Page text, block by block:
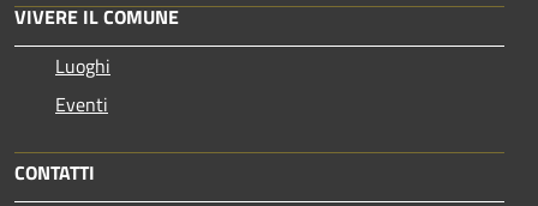
VIVERE IL COMUNE
Luoghi
Eventi
CONTATTI